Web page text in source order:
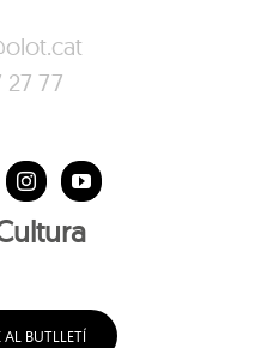
27 77
AL BUTLLETÍ